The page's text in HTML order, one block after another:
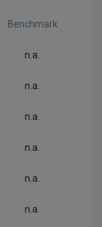
Benchmark
n.a.
n.a.
n.a.
n.a.
n.a.
n.a.